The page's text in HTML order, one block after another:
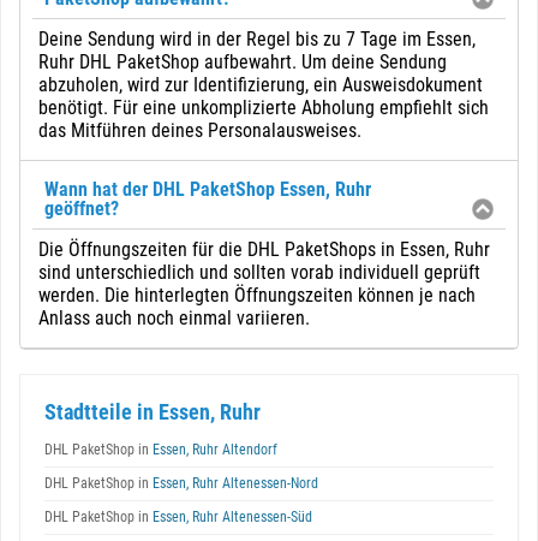
Deine Sendung wird in der Regel bis zu 7 Tage im Essen,
Ruhr DHL PaketShop aufbewahrt. Um deine Sendung
abzuholen, wird zur Identifizierung, ein Ausweisdokument
benötigt. Für eine unkomplizierte Abholung empfiehlt sich
das Mitführen deines Personalausweises.
Wann hat der DHL PaketShop Essen, Ruhr
geöffnet?
Die Öffnungszeiten für die DHL PaketShops in Essen, Ruhr
sind unterschiedlich und sollten vorab individuell geprüft
werden. Die hinterlegten Öffnungszeiten können je nach
Anlass auch noch einmal variieren.
Stadtteile in Essen, Ruhr
DHL PaketShop in Essen, Ruhr Altendorf
DHL PaketShop in Essen, Ruhr Altenessen-Nord
DHL PaketShop in Essen, Ruhr Altenessen-Süd